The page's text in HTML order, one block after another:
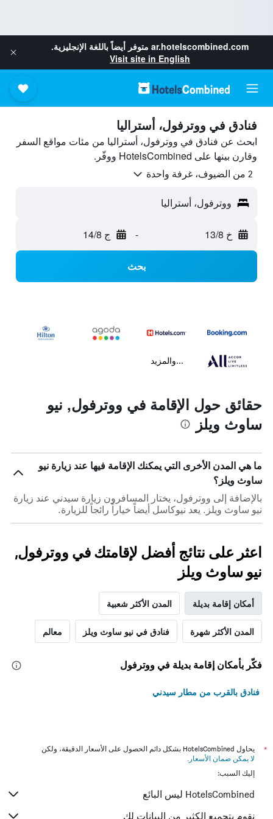
ar.hotelscombined.com متوفر أيضاً باللغة الإنجليزية.
Visit site in English
فنادق في ووترفول، أستراليا
ابحث عن فنادق في ووترفول، أستراليا من مئات مواقع السفر
وقارن بينها على HotelsCombined ووفّر.
2 من الضيوف، غرفة واحدة
ووترفول، أستراليا
خ 13/8 - ج 14/8
بحث
...والمزيد
حقائق حول الإقامة في ووترفول, نيو
ساوث ويلز
ما هي المدن الأخرى التي يمكنك الإقامة فيها عند زيارة نيو
ساوث ويلز؟
بالإضافة إلى ووترفول، يختار المسافرون زيارة سيدني عند زيارة
نيو ساوث ويلز. يعد نيوكاسل أيضاً خياراً رائجاً للزيارة.
اعثر على نتائج أفضل لإقامتك في ووترفول,
نيو ساوث ويلز
أمكان إقامة بديلة المدن الأكثر شعبية
المدن الأكثر شهرة فنادق في نيو ساوث ويلز معالم
فكّر بأمكان إقامة بديلة في ووترفول
فنادق بالقرب من مطار سيدني
*
يحاول HotelsCombined بشكل دائم الحصول على الأسعار الدقيقة، ولكن
لا يمكن ضمان الأسعار .
إليك السبب:
HotelsCombined ليس البائع
نقوم بتجميع الكثير من البيانات لك